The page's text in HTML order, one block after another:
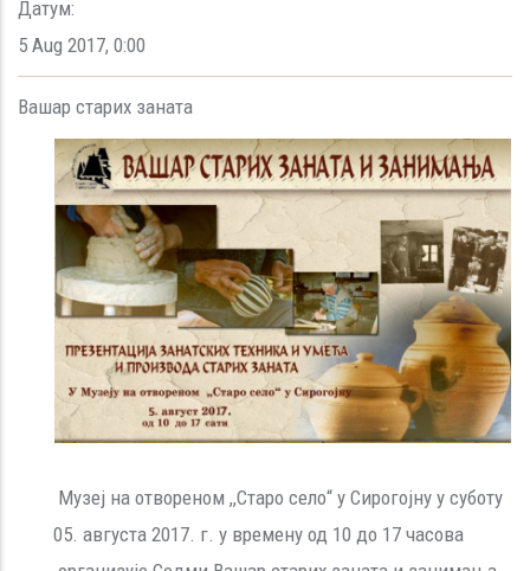
Датум:
5 Aug 2017, 0:00
Вашар старих заната
Музеј на отвореном ,,Старо село“ у Сирогојну у суботу
05. августа 2017. г. у времену од 10 до 17 часова